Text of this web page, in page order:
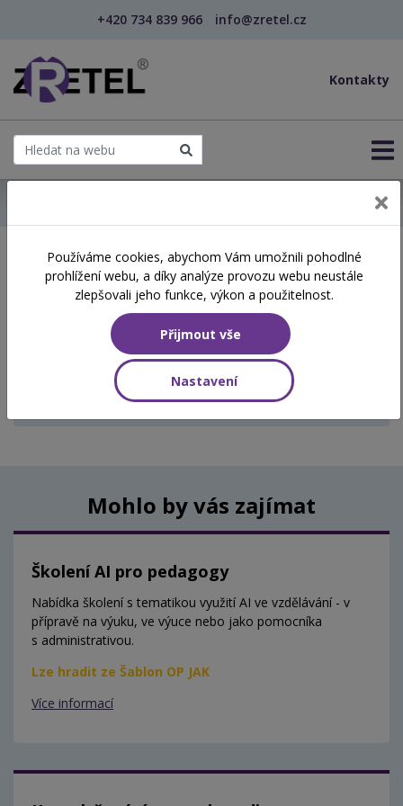
+420 734 839 966 info@zretel.cz
Kontakty
Školení začínající 30. 04.
2026
Aktuálně vypsané termíny
Aktuálně nejsou vypsány žádné termíny.
Mohlo by vás zajímat
Školení AI pro pedagogy
Nabídka školení s tematikou využití AI ve vzdělávání - v
přípravě na výuku, ve výuce nebo jako pomocníka
s administrativou.
Lze hradit ze Šablon OP JAK
Více informací
Používáme cookies, abychom Vám umožnili pohodlné
prohlížení webu, a díky analýze provozu webu neustále
zlepšovali jeho funkce, výkon a použitelnost.
Přijmout vše
Nastavení